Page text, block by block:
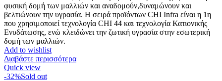
φυσική δομή των μαλλιών και αναδομούν,δυναμώνουν και
βελτιώνουν την υγρασία. Η σειρά προϊόντων CHI Infra είναι η 1η
που χρησιμοποιεί τεχνολογία CHI 44 και τεχνολογία Κατιονικής
Ενυδάτωσης, ενώ κλειδώνει την ζωτική υγρασία στην εσωτερική
δομή των μαλλιών.
Add to wishlist
Διαβάστε περισσότερα
Quick view
-32%Sold out